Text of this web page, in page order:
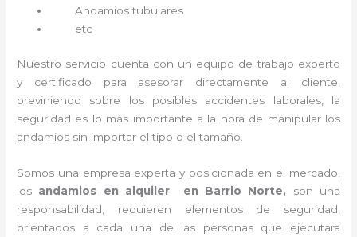
Andamios tubulares
etc
Nuestro servicio cuenta con un equipo de trabajo experto
y certificado para asesorar directamente al cliente,
previniendo sobre los posibles accidentes laborales, la
seguridad es lo más importante a la hora de manipular los
andamios sin importar el tipo o el tamaño.
Somos una empresa experta y posicionada en el mercado,
los andamios en alquiler en Barrio Norte, son una
responsabilidad, requieren elementos de seguridad,
orientados a cada una de las personas que ejecutara